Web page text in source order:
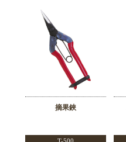
摘果鋏
T-500